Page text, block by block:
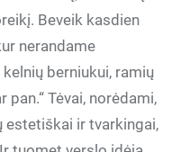
Beveik kasdien
nerandame
berniukui, ramių
Tėvai, norėdami,
estetiškai ir tvarkingai,